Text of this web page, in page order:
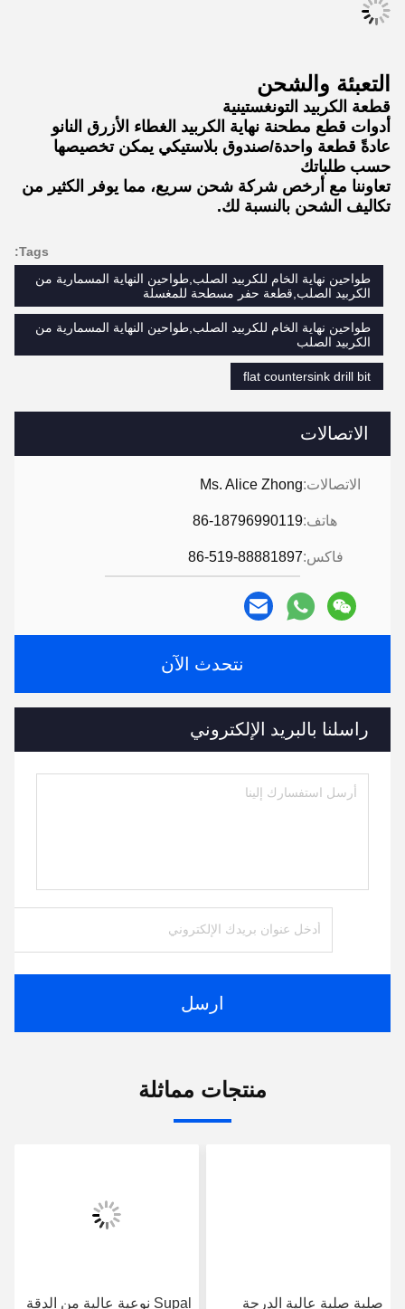
الاتصالات
الاتصالات:Ms. Alice Zhong
هاتف:86-18796990119
فاكس:86-519-88881897
نتحدث الآن
راسلنا بالبريد الإلكتروني
ارسل
التعبئة والشحن
قطعة الكربيد التونغستينية
أدوات قطع مطحنة نهاية الكربيد الغطاء الأزرق النانو
عادةً قطعة واحدة/صندوق بلاستيكي يمكن تخصيصها
حسب طلباتك
تعاوننا مع أرخص شركة شحن سريع، مما يوفر الكثير من
تكاليف الشحن بالنسبة لك.
Tags:
طواحين نهاية الخام للكربيد الصلب,طواحين النهاية المسمارية من
الكربيد الصلب,قطعة حفر مسطحة للمغسلة
طواحين نهاية الخام للكربيد الصلب,طواحين النهاية المسمارية من
الكربيد الصلب
flat countersink drill bit
منتجات مماثلة
صلبة صلبة عالية الدرجة
Supal نوعية عالية من الدقة